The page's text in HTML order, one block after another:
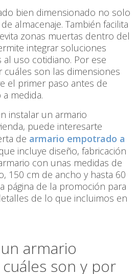
bien dimensionado no solo
almacenaje. También facilita
zonas muertas dentro del
integrar soluciones
uso cotidiano. Por ese
son las dimensiones
el primer paso antes de
medida.
instalar un armario
puede interesarte
de armario empotrado a
incluye diseño, fabricación
con unas medidas de
150 cm de ancho y hasta 60
página de la promoción para
de lo que incluimos en
armario
son y por